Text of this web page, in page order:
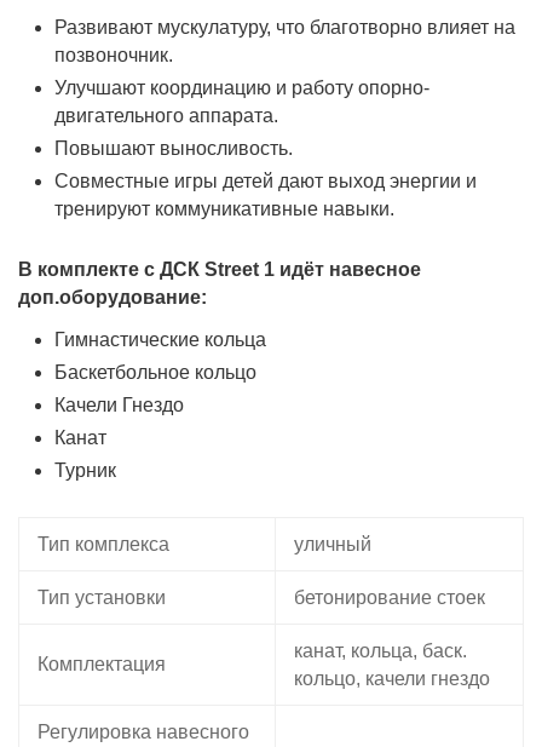
Развивают мускулатуру, что благотворно влияет на
позвоночник.
Улучшают координацию и работу опорно-
двигательного аппарата.
Повышают выносливость.
Совместные игры детей дают выход энергии и
тренируют коммуникативные навыки.
В комплекте с ДСК Street 1 идёт навесное
доп.оборудование:
Гимнастические кольца
Баскетбольное кольцо
Качели Гнездо
Канат
Турник
Тип комплекса уличный
Тип установки бетонирование стоек
Комплектация
канат, кольца, баск.
кольцо, качели гнездо
Регулировка навесного